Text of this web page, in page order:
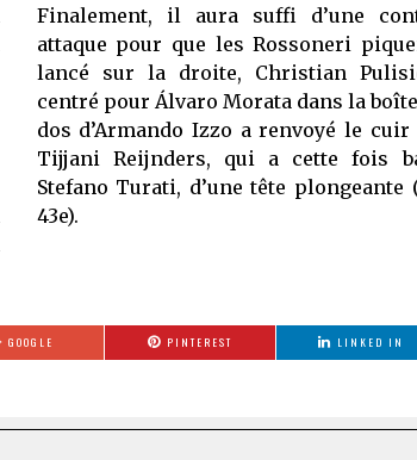
Finalement, il aura suffi d’une
attaque pour que les Rossoneri
lancé sur la droite, Christian
centré pour Álvaro Morata dans la
dos d’Armando Izzo a renvoyé le cuir
Tijjani Reijnders, qui a cette fois
Stefano Turati, d’une tête plongeante
43e).
GOOGLE PINTEREST LINKED IN